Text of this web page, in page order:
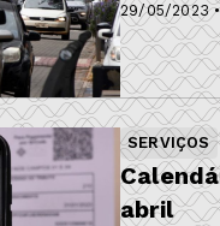
29/05/2023
SERVIÇOS
abril